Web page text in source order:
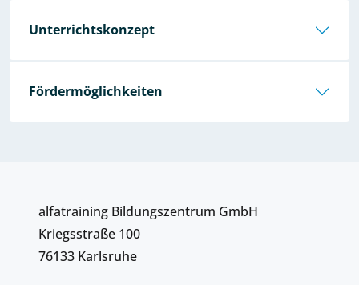
Unterrichtskonzept
Fördermöglichkeiten
alfatraining Bildungszentrum GmbH
Kriegsstraße 100
76133 Karlsruhe